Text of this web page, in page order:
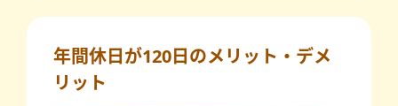
年間休日が120日のメリット・デメ
リット